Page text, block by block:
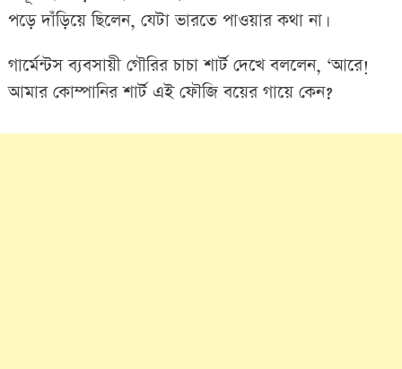
পড়ে দাঁড়িয়ে ছিলেন, যেটা ভারতে পাওয়ার কথা না।
গার্মেন্টস ব্যবসায়ী গৌরির চাচা শার্ট দেখে বললেন, ‘আরে!
আমার কোম্পানির শার্ট এই ফৌজি বয়ের গায়ে কেন?